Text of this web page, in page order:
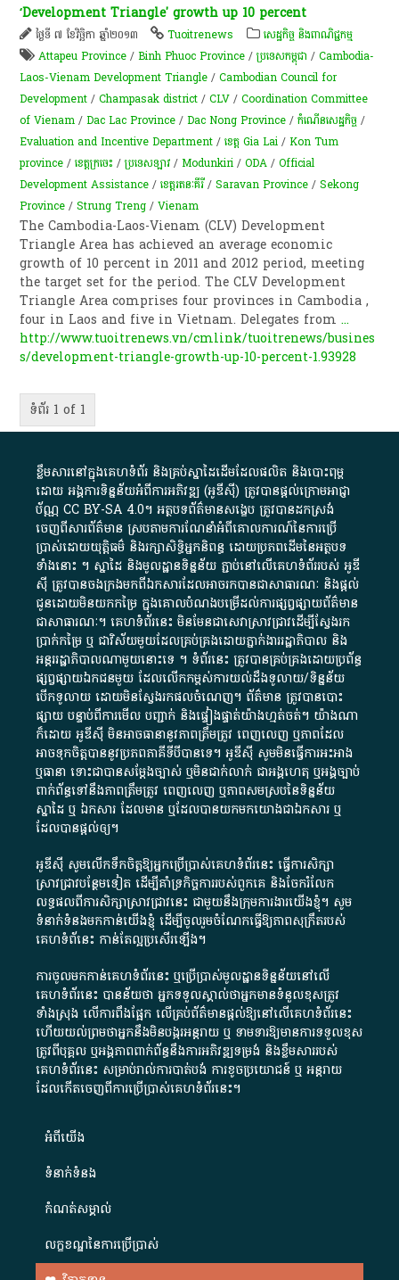
‘Development Triangle' growth up 10 percent
ថ្ងៃទី ៧ ខែវិច្ឆិកា ឆ្នាំ២០១៣ Tuoitrenews
សេដ្ឋកិច្ច និងពាណិជ្ជកម្ម
Attapeu Province /Binh Phuoc Province /ប្រទេសកម្ពុជា /Cambodia-
Laos-Vienam Development Triangle /Cambodian Council for
Development /Champasak district /CLV /Coordination Committee
of Vienam /Dac Lac Province /Dac Nong Province /កំណើន​សេដ្ឋកិច្ច /
Evaluation and Incentive Department /ខេត្ត Gia Lai /Kon Tum
province /ខេត្តក្រចេះ /ប្រទេសឡាវ /Modunkiri /ODA /Official
Development Assistance /​ខេត្ត​រតនៈគីរី​/Saravan Province /Sekong
Province /Strung Treng /Vienam
The Cambodia-Laos-Vienam (CLV) Development
Triangle Area has achieved an average economic
growth of 10 percent in 2011 and 2012 period, meeting
the target set for the period. The CLV Development
Triangle Area comprises four provinces in Cambodia ,
four in Laos and five in Vietnam. Delegates from...
http://www.tuoitrenews.vn/cmlink/tuoitrenews/busines
s/development-triangle-growth-up-10-percent-1.93928
ទំព័រ 1 of 1
ខ្លឹមសារ​នៅ​ក្នុង​គេហទំព័រ និង​គ្រប់​ស្នា​ដៃ​ដើម​ដែល​ផលិត​ និង​បោះពុម្ព​
ដោយ​ អង្គការ​ទិន្នន័យ​អំពី​ការអភិវឌ្ឍ​​ (អូ​ឌី​ស៊ី)​ ត្រូវ​បាន​ផ្តល់​ក្រោម​អាជ្ញា
ប័ណ្ណ​CC BY-SA 4.0។​ អត្ថបទ​ព័ត៌មាន​សង្ខេប​ ត្រូវ​បាន​ដកស្រង់​
ចេញពី​សារព័ត៌មាន ស្របតាមការ​ណែនាំ​អំពី​គោលការណ៍​នៃ​ការ​ប្រើ
ប្រាស់​ដោយ​យុត្តិធម៌​ និង​រក្សាសិទ្ធិអ្នកនិពន្ធ ដោយ​ប្រភពដើម​នៃ​​អត្ថបទ
ទាំង​នោះ​ ។​ ស្នាដៃ​ និង​មូលដ្ឋាន​ទិន្នន័យ ​ភ្ជាប់​នៅ​លើ​គេហទំព័រ​របស់​ អូ​ឌី​
ស៊ី​ ត្រូវ​បាន​ចងក្រង​មក​ពី​ឯកសារ​ដែល​អាច​រក​បានជា​សាធារណៈ​ និង​ផ្តល់​
ជូន​ដោយ​មិន​យក​កម្រៃ​ ក្នុង​គោលបំណង​បម្រើ​ដល់ការ​ផ្សព្វផ្សាយ​ព័ត៌មាន​
ជា​សាធារណៈ​។​ គេហទំព័រ​នេះ​ មិនមែន​ជា​សេវា​ស្រាវជ្រាវ​ដើម្បី​ស្វែងរក
ប្រាក់​កម្រៃ​ ឬ​ ជា​វិស័យ​មួយ​ដែល​គ្រប់គ្រង​ដោយ​ភ្នាក់ងារ​រដ្ឋាភិបាល​ និង ​
អន្តររដ្ឋាភិបាល​ណាមួយ​នោះ​ទេ ​។​ ទំព័រ​នេះ​ ត្រូវ​បាន​គ្រប់គ្រង​ដោយ​ប្រព័ន្ធ​
ផ្សព្វផ្សាយ​ឯកជន​មួយ​ ដែល​លើកកម្ពស់​ការ​យល់​ដឹង​ទូលាយ​/​ទិន្នន័យ​
បើក​ទូលាយ​ ដោយ​មិនស្វែង​រក​ផល​ចំណេញ​។​ ព័ត៌មាន​ ត្រូវ​បាន​បោះ
ផ្សាយ​ បន្ទាប់​ពី​ការ​មើល​ បញ្ជាក់​ និង​ផ្ទៀងផ្ទាត់​យ៉ាង​ហ្មត់ចត់​។​ យ៉ាងណា​
ក៏​ដោយ​ អូ​ឌី​ស៊ី​ មិន​អាច​ធានា​នូវ​ភាព​ត្រឹមត្រូវ​ ពេញលេញ​ ឬ​ភាព​ដែល​
អាច​ទុកចិត្ត​បាននូវ​ប្រភព​ភាគី​ទី​បី​បាន​ទេ​។​ អូ​ឌី​ស៊ី​ សូម​មិន​ធ្វើការ​អះអាង​
ឬ​ធានា​ ទោះជា​បាន​សម្តែង​ច្បាស់​ ឬ​មិន​ជាក់លាក់​ ជា​អង្គហេតុ​ ឬ​អង្គច្បាប់​
ពាក់ព័ន្ធ​ទៅ​នឹង​ភាព​ត្រឹមត្រូវ​ ពេញលេញ​ ឬ​ភាព​សម​ស្រប​នៃ​ទិន្នន័យ​
ស្នាដៃ​ ឬ​ ឯកសារ​ ដែល​មាន​ ឬ​ដែល​បាន​យក​មក​យោង​ជា​ឯកសារ​ ឬ​
ដែល​បាន​ផ្តល់​ឲ្យ​។
អូឌីស៊ី សូមលើកទឹកចិត្តឱ្យអ្នកប្រើប្រាស់គេហទំព័រនេះ ធ្វើការសិក្សា
ស្រាវជ្រាវបន្ថែមទៀត ដើម្បីគាំទ្រកិច្ចការ​របស់ពួកគេ និងចែករំលែក
លទ្ធផលពីការសិក្សាស្រាវជ្រាវនេះ ជាមួយនឹងក្រុមការងារយើងខ្ញុំ។ សូម
ទំនាក់ទំនងមកកាន់យើងខ្ញុំ ដើម្បីចូលរួមចំណែកធ្វើឱ្យភាពសុក្រឹតរបស់
គេហទំព័នេះ កាន់តែល្អប្រសើរឡើង។
ការចូលមកកាន់គេហទំព័រនេះ ឬប្រើប្រាស់មូលដ្ឋានទិន្នន័យនៅលើ
គេហទំព័រនេះ បានន័យថា អ្នកទទួលស្គាល់ថាអ្នកមានទំនួលខុសត្រូវ
ទាំងស្រុង លើការពឹងផ្អែក លើគ្រប់ព័ត៌មានផ្តល់ឱ្យនៅលើគេហទំព័រនេះ
ហើយយល់ព្រមថាអ្នកនឹងមិនបង្ករអន្តរាយ ឬ ទាមទារ​ឱ្យមានការទទួលខុស​
ត្រូវពីបុគ្គល ឬអង្គភាពពាក់ព័ន្ធនឹងការអភិវឌ្ឍទម្រង់ និងខ្លឹមសាររបស់
គេហទំព័រនេះ សម្រាប់រាល់ការបាត់បង់ ការខូចប្រយោជន៍ ឬ អន្តរាយ
ដែលកើតចេញពីការប្រើប្រាស់គេហទំព័រនេះ។
អំពី​យើង​
ទំនាក់ទំនង
កំណត់សម្គាល់
លក្ខខណ្ឌនៃការប្រើប្រាស់